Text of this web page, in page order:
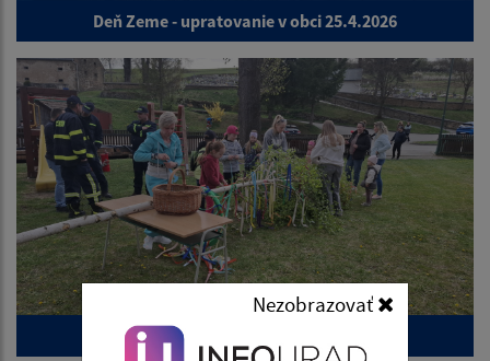
Nezobrazovať
Deň Zeme - upratovanie v obci 25.4.2026
Stavanie mája 1.5.2026